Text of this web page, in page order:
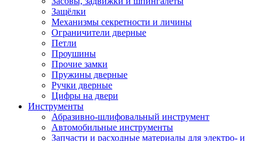
Защёлки
Механизмы секретности и личины
Ограничители дверные
Петли
Проушины
Прочие замки
Пружины дверные
Ручки дверные
Цифры на двери
Инструменты
Абразивно-шлифовальный инструмент
Автомобильные инструменты
Запчасти и расходные материалы для электро- и